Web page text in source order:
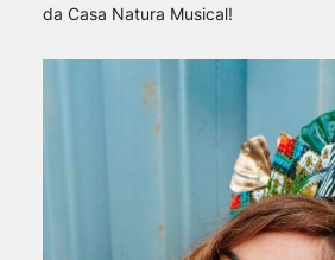
da Casa Natura Musical!